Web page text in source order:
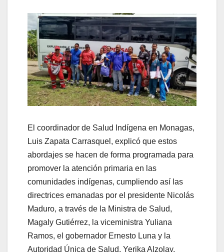
El coordinador de Salud Indígena en Monagas,
Luis Zapata Carrasquel, explicó que estos
abordajes se hacen de forma programada para
promover la atención primaria en las
comunidades indígenas, cumpliendo así las
directrices emanadas por el presidente Nicolás
Maduro, a través de la Ministra de Salud,
Magaly Gutiérrez, la viceministra Yuliana
Ramos, el gobernador Ernesto Luna y la
Autoridad Única de Salud, Yerika Alzolay,